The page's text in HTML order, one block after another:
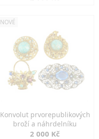
NOVÉ
Konvolut prvorepublikových
broží a náhrdelníku
2 000 Kč